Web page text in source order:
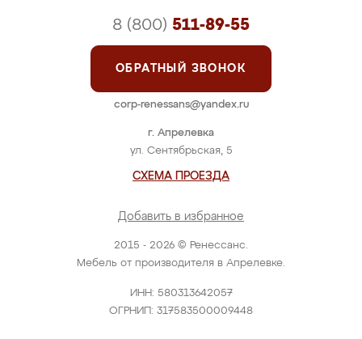
2015 - 2026 © Ренессанс.
Мебель от производителя в Апрелевке.
ИНН: 580313642057
ОГРНИП: 317583500009448
г. Апрелевка
ул. Сентябрьская, 5
СХЕМА ПРОЕЗДА
Добавить в избранное
8 (800) 511-89-55
ОБРАТНЫЙ ЗВОНОК
corp-renessans@yandex.ru